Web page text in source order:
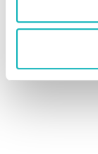
Vergleich
Die